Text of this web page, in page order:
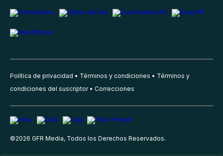
Política de privacidad Términos y condiciones
Términos y
condiciones del suscriptor
Correcciones
©2026 GFR Media, Todos los Derechos Reservados.